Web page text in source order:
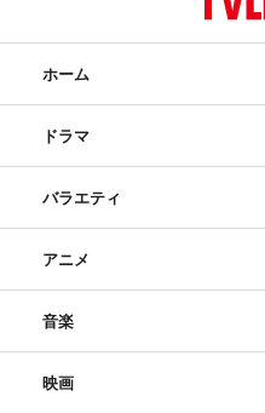
ホーム
ドラマ
バラエティ
アニメ
音楽
映画